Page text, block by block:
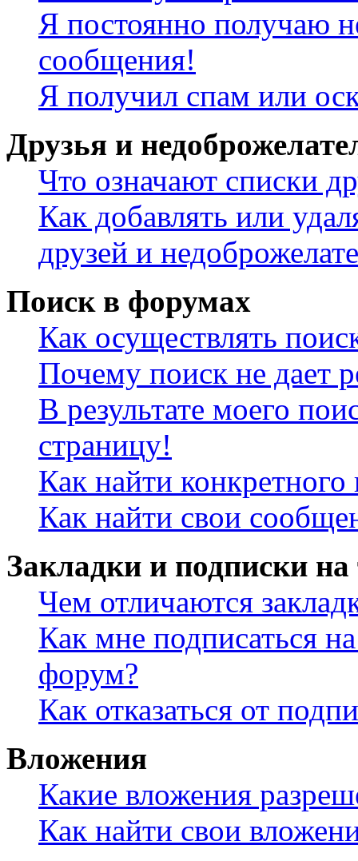
Я постоянно получаю
сообщения!
Я получил спам или
Друзья и
Что означают списки
Как добавлять или
друзей и
Поиск в форумах
Как осуществлять
Почему поиск не дает
В результате моего
страницу!
Как найти конкретного
Как найти свои
Закладки и подписки
Чем отличаются
Как мне подписаться
форум?
Как отказаться от
Вложения
Какие вложения
Как найти свои